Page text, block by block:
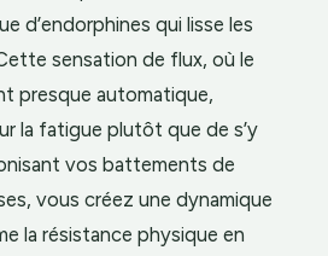
d’endorphines qui lisse les
sensation de flux, où le
presque automatique,
la fatigue plutôt que de s’y
vos battements de
vous créez une dynamique
la résistance physique en